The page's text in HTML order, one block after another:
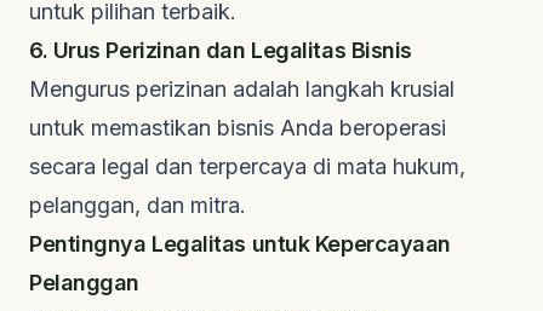
untuk pilihan terbaik.
6. Urus Perizinan dan Legalitas Bisnis
Mengurus perizinan adalah langkah krusial
untuk memastikan bisnis Anda beroperasi
secara legal dan terpercaya di mata hukum,
pelanggan, dan mitra.
Pentingnya Legalitas untuk Kepercayaan
Pelanggan